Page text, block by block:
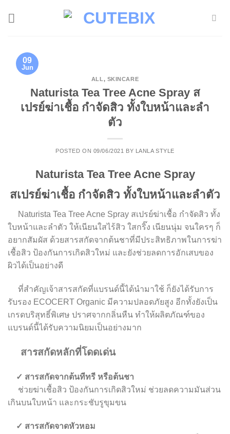
09
Jun
ALL, SKINCARE
Naturista Tea Tree Acne Spray ส
เปรย์ฆ่าเชื้อ กำจัดสิว ทั้งใบหน้าและลำ
ตัว
POSTED ON 09/06/2021 BY LANLA STYLE
Naturista Tea Tree Acne Spray
สเปรย์ฆ่าเชื้อ กำจัดสิว ทั้งใบหน้าและลำตัว
Naturista Tea Tree Acne Spray สเปรย์ฆ่าเชื้อ กำจัดสิว ทั้ง
ใบหน้าและลำตัว ให้เนียนใสไร้สิว ใสกริ๊ง เนียนนุ่ม จนใครๆ ก็
อยากสัมผัส ด้วยสารสกัดจากต้นชาที่มีประสิทธิภาพในการฆ่า
เชื้อสิว ป้องกันการเกิดสิวใหม่ และยังช่วยลดการอักเสบของ
ผิวได้เป็นอย่างดี
ที่สำคัญเจ้าสารสกัดที่แบรนด์นี้ได้นำมาใช้ ก็ยังได้รับการ
รับรอง ECOCERT Organic มีความปลอดภัยสูง อีกทั้งยังเป็น
เกรดบริสุทธิ์พิเศษ ปราศจากกลิ่นหืน ทำให้ผลิตภัณฑ์ของ
แบรนด์นี้ได้รับความนิยมเป็นอย่างมาก
สารสกัดหลักที่โดดเด่น
✓ สารสกัดจากต้นทีทรี หรือต้นชา
ช่วยฆ่าเชื้อสิว ป้องกันการเกิดสิวใหม่ ช่วยลดความมันส่วน
เกินบนใบหน้า และกระชับรูขุมขน
✓ สารสกัดจาดหัวหอม